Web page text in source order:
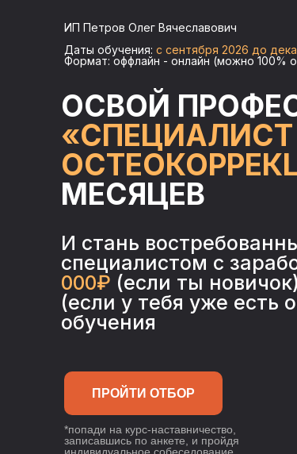
И стань
специалистом с
000₽ (если ты
(если у тебя уже есть
обучения
ИП Петров Олег Вячеславович
Даты обучения: с сентября 2026 до
Формат: оффлайн - онлайн (можно 100%
ПРОЙТИ ОТБОР
*попади на курс-наставничество,
записавшись по анкете, и пройдя
ОСВОЙ
«СПЕЦИАЛИСТ
МЕСЯЦЕВ